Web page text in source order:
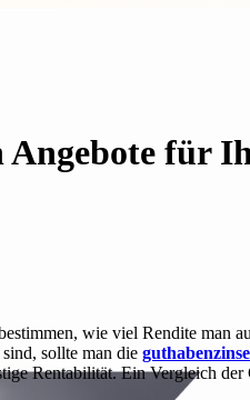
für
wie viel Rendite man
sollte man die
Rentabilität. Ein Vergleich der